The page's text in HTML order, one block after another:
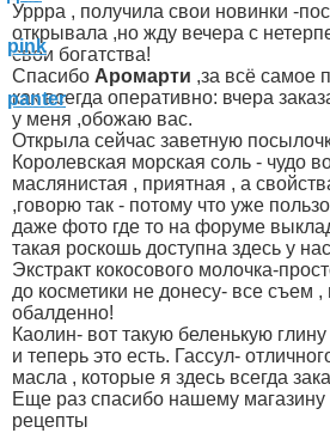
Уррра , получила свои новинки -
открывала ,но жду вечера с
свои богатства!
Спасибо Аромарти ,за всё самое
как всегда оперативно: вчера
у меня ,обожаю вас.
Открыла сейчас заветную
Королевская морская соль - чудо
маслянистая , приятная , а
,говорю так - потому что уже
даже фото где то на форуме
такая роскошь доступна здесь у нас
Экстракт кокосового молочка-
до косметики не донесу- все съем ,
обалденно!
Каолин- вот такую беленькую
и теперь это есть. Гассул-
масла , которые я здесь всегда
Еще раз спасибо нашему магазину
рецепты